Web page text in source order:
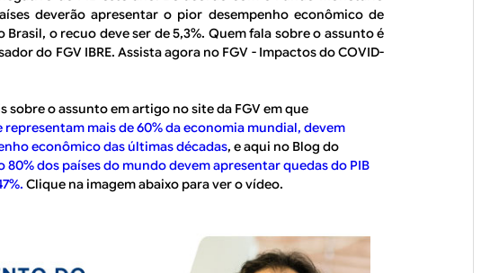
deverão apresentar o pior desempenho econômico de
Brasil, o recuo deve ser de 5,3%. Quem fala sobre o assunto é
do FGV IBRE. Assista agora no FGV - Impactos do COVID-
sobre o assunto em artigo no site da FGV em que
representam mais de 60% da economia mundial, devem
econômico das últimas décadas, e aqui no Blog do
80% dos países do mundo devem apresentar quedas do PIB
Clique na imagem abaixo para ver o vídeo.